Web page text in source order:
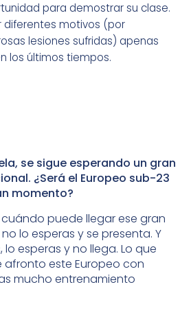
para demostrar su clase.
diferentes motivos (por
lesiones sufridas) apenas
los últimos tiempos.
se sigue esperando un gran
¿Será el Europeo sub-23
momento?
puede llegar ese gran
lo esperas y se presenta. Y
esperas y no llega. Lo que
afronto este Europeo con
mucho entrenamiento